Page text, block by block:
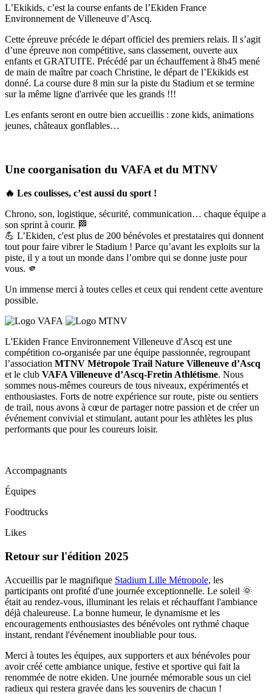
L’Ekikids, c’est la course enfants de l’Ekiden France
Environnement de Villeneuve d’Ascq.
Cette épreuve précéde le départ officiel des premiers relais. Il s’agit
d’une épreuve non compétitive, sans classement, ouverte aux
enfants et GRATUITE. Précédé par un échauffement à 8h45 mené
de main de maître par coach Christine, le départ de l’Ekikids est
donné. La course dure 8 min sur la piste du Stadium et se termine
sur la même ligne d'arrivée que les grands !!!
Les enfants seront en outre bien accueillis : zone kids, animations
jeunes, châteaux gonflables…
Une coorganisation du VAFA et du MTNV
🔥 Les coulisses, c’est aussi du sport !
Chrono, son, logistique, sécurité, communication… chaque équipe a
son sprint à courir. 🏁
💪 L’Ekiden, c'est plus de 200 bénévoles et prestataires qui donnent
tout pour faire vibrer le Stadium ! Parce qu’avant les exploits sur la
piste, il y a tout un monde dans l’ombre qui se donne juste pour
vous. 🫵
Un immense merci à toutes celles et ceux qui rendent cette aventure
possible.
L'Ekiden France Environnement Villeneuve d'Ascq est une
compétition co-organisée par une équipe passionnée, regroupant
l’association MTNV Métropole Trail Nature Villeneuve d’Ascq
et le club VAFA Villeneuve d’Ascq-Fretin Athlétisme. Nous
sommes nous-mêmes coureurs de tous niveaux, expérimentés et
enthousiastes. Forts de notre expérience sur route, piste ou sentiers
de trail, nous avons à cœur de partager notre passion et de créer un
événement convivial et stimulant, autant pour les athlètes les plus
performants que pour les coureurs loisir.
Accompagnants
Équipes
Foodtrucks
Likes
Retour sur l'édition 2025
Accueillis par le magnifique Stadium Lille Métropole, les
participants ont profité d'une journée exceptionnelle. Le soleil 🌞
était au rendez-vous, illuminant les relais et réchauffant l'ambiance
déjà chaleureuse. La bonne humeur, le dynamisme et les
encouragements enthousiastes des bénévoles ont rythmé chaque
instant, rendant l'événement inoubliable pour tous.
Merci à toutes les équipes, aux supporters et aux bénévoles pour
avoir créé cette ambiance unique, festive et sportive qui fait la
renommée de notre ekiden. Une journée mémorable sous un ciel
radieux qui restera gravée dans les souvenirs de chacun !